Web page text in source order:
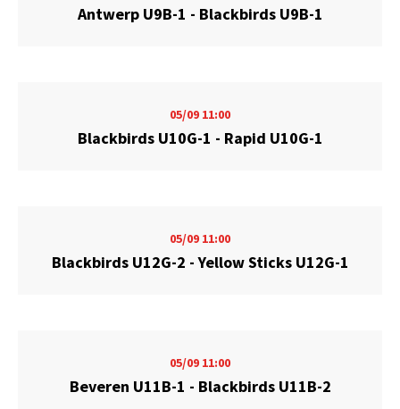
Antwerp U9B-1 - Blackbirds U9B-1
05/09 11:00
Blackbirds U10G-1 - Rapid U10G-1
05/09 11:00
Blackbirds U12G-2 - Yellow Sticks U12G-1
05/09 11:00
Beveren U11B-1 - Blackbirds U11B-2